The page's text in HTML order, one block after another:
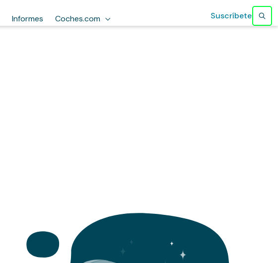
Informes Coches.com Suscríbete